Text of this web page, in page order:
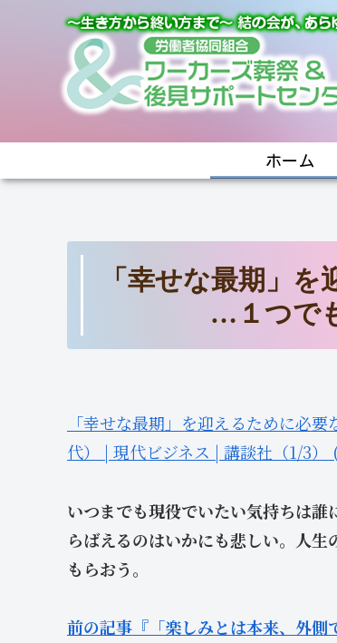
ホーム
「幸せな最期」
…１つで
「幸せな最期」を迎えるために必
代） | 現代ビジネス | 講談社（1/3
いつまでも現役でいたい気持ちは
らばえるのはいかにも悲しい。人
もらおう。
前の記事『「楽しみとは本来、外